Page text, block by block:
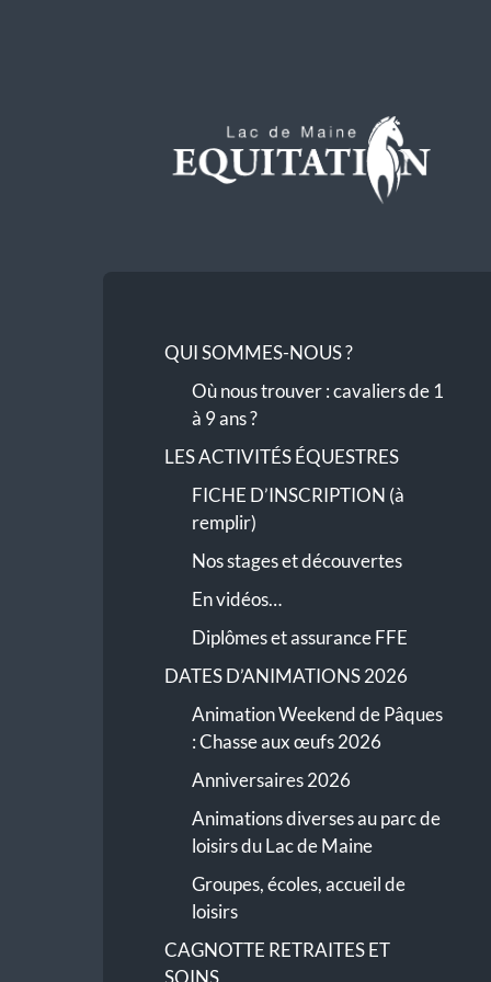
QUI SOMMES-NOUS ?
Où nous trouver : cavaliers de 1
à 9 ans ?
LES ACTIVITÉS ÉQUESTRES
FICHE D’INSCRIPTION (à
remplir)
Nos stages et découvertes
En vidéos…
Diplômes et assurance FFE
DATES D’ANIMATIONS 2026
Animation Weekend de Pâques
: Chasse aux œufs 2026
Anniversaires 2026
Animations diverses au parc de
loisirs du Lac de Maine
Groupes, écoles, accueil de
loisirs
CAGNOTTE RETRAITES ET
SOINS